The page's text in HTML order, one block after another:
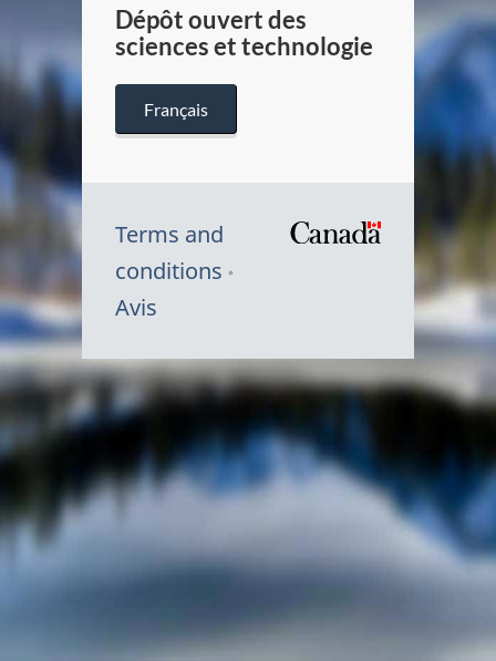
Dépôt ouvert des
sciences et technologie
Français
Terms and
conditions
Avis
Symbole
du
Canada